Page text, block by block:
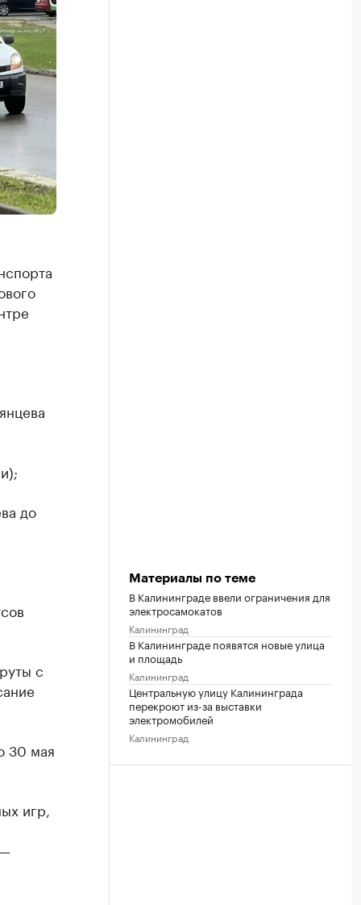
до
с
30 мая
игр,
Материалы по теме
В Калининграде ввели ограничения для
электросамокатов
Калининград
В Калининграде появятся новые улица
и площадь
Калининград
Центральную улицу Калининграда
перекроют из-за выставки
электромобилей
Калининград